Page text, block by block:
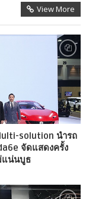
View More
solution นำรถ
จัดแสดงครั้ง
แน่นบูธ